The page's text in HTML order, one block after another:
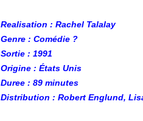
Realisation : Rachel Talalay
Genre : Comédie ?
Sortie : 1991
Origine : États Unis
Duree : 89 minutes
Distribution : Robert Englund,